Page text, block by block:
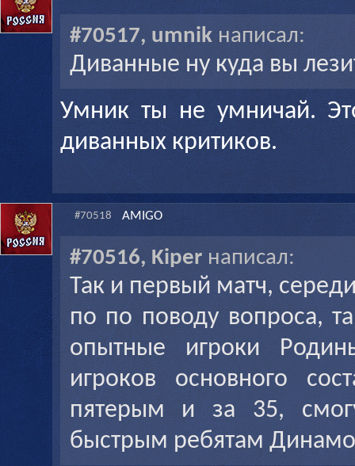
#70517, umnikнаписал:
Диванные ну куда вы
Умник ты не умничай.
диванных критиков.
#70518 AMIGO
#70516, Kiperнаписал:
Так и первый матч,
по по поводу вопроса,
опытные игроки
игроков основного
пятерым и за 35,
быстрым ребятам